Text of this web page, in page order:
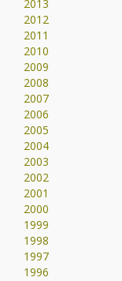
2013
2012
2011
2010
2009
2008
2007
2006
2005
2004
2003
2002
2001
2000
1999
1998
1997
1996